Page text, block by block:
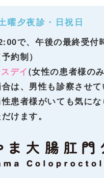
曜夕夜診・日祝日
で、午後の最終受付
約制）
デイ(女性の患者様の
は、男性も診察させ
患者様がいても気に
けます。